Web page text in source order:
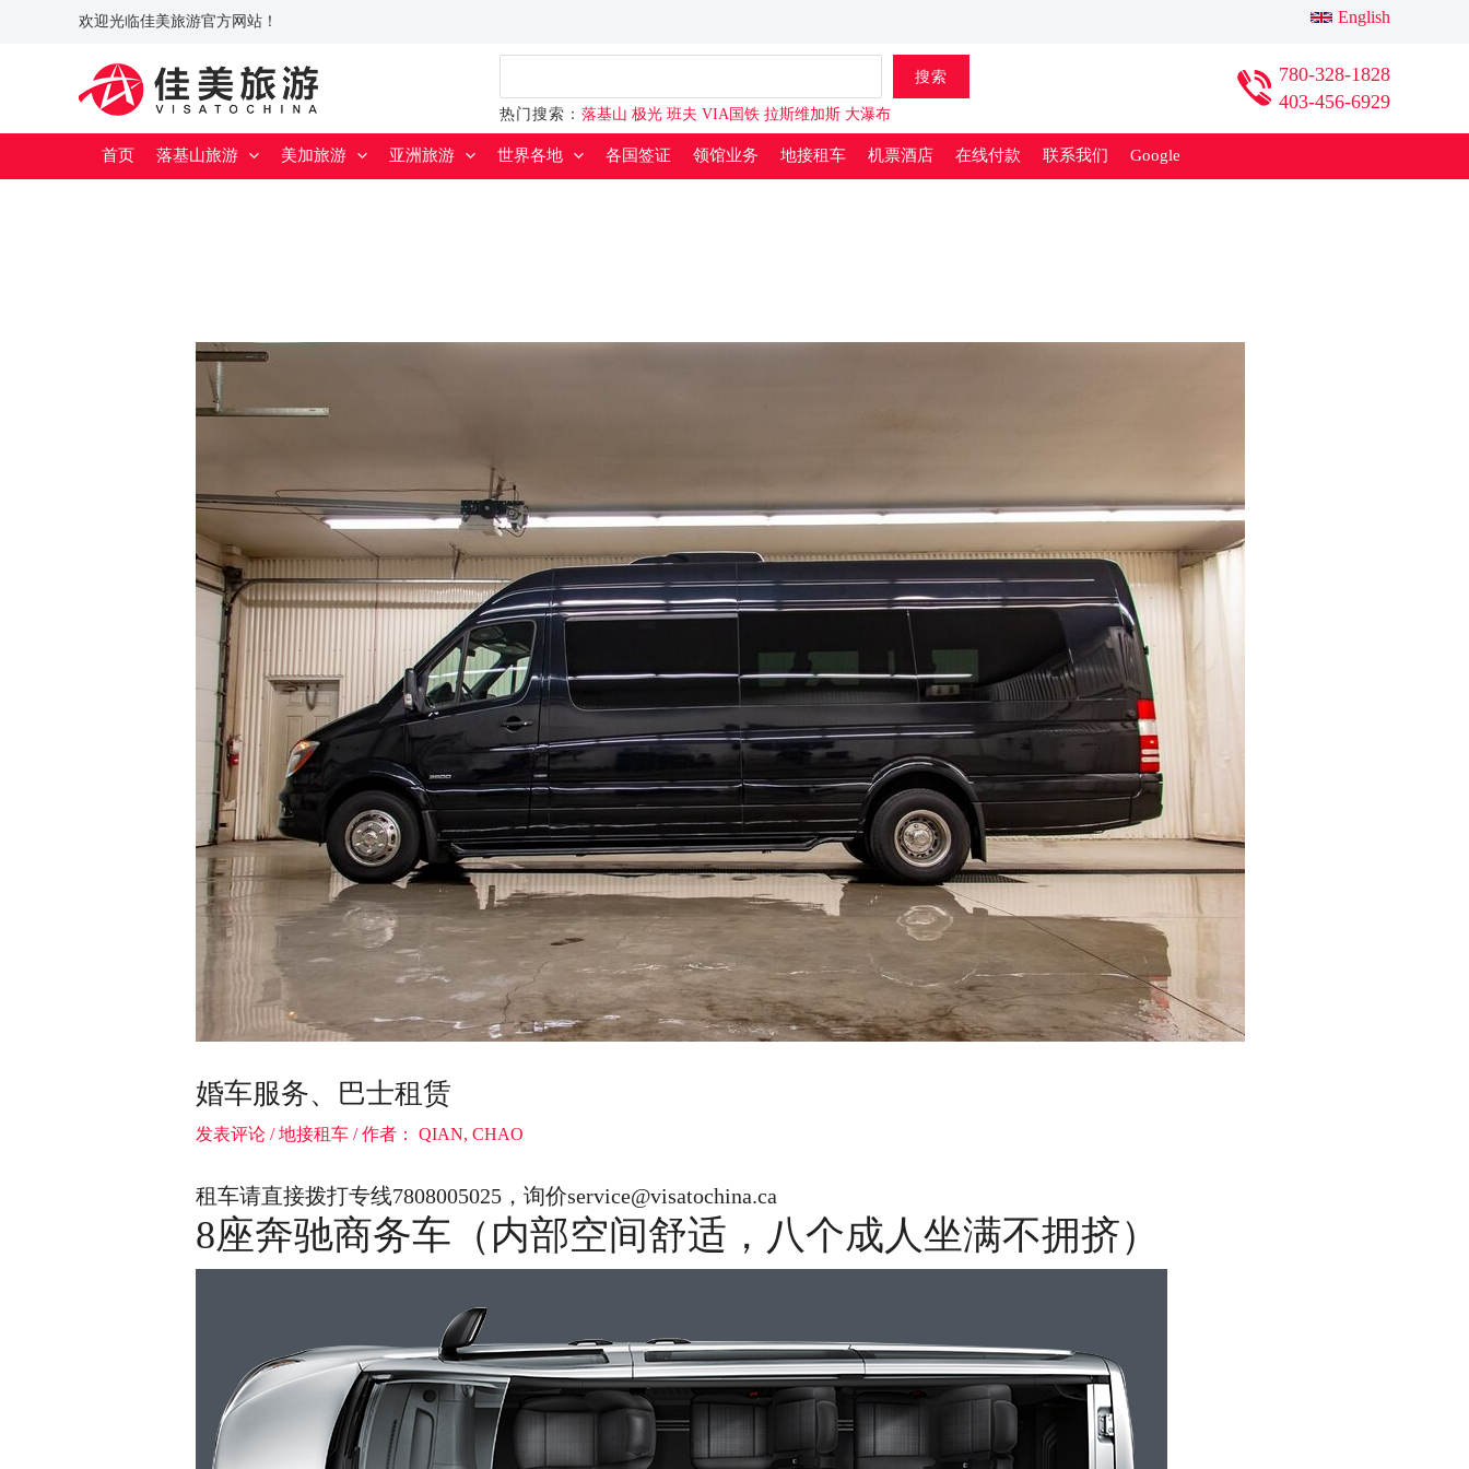
欢迎光临佳美旅游官方网站！ English
搜索
搜索
热门搜索： 落基山 极光 班夫 VIA国铁 拉斯维加斯 大瀑布
780-328-1828
403-456-6929
首页 落基山旅游 美加旅游 亚洲旅游 世界各地 各国签证 领馆业务 地接租车 机票酒店 在线付款 联系我们 Google
婚车服务、巴士租赁
发表评论 /地接租车/ 作者： QIAN, CHAO
租车请直接拨打专线7808005025，询价service@visatochina.ca
8座奔驰商务车（内部空间舒适，八个成人坐满不拥挤）
Post